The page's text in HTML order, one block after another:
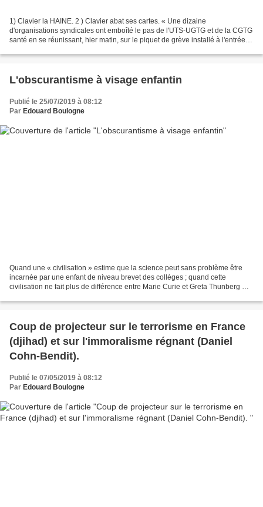
1) Clavier la HAINE. 2 ) Clavier abat ses cartes. « Une dizaine
d'organisations syndicales ont emboîté le pas de l'UTS-UGTG et de la CGTG
santé en se réunissant, hier matin, sur le piquet de grève installé à l'entrée
L'obscurantisme à visage enfantin
Publié le 25/07/2019 à 08:12
Par Edouard Boulogne
Quand une « civilisation » estime que la science peut sans problème être
incarnée par une enfant de niveau brevet des collèges ; quand cette
civilisation ne fait plus de différence entre Marie Curie et Greta Thunberg —
Coup de projecteur sur le terrorisme en France
(djihad) et sur l'immoralisme régnant (Daniel
Cohn-Bendit).
Publié le 07/05/2019 à 08:12
Par Edouard Boulogne